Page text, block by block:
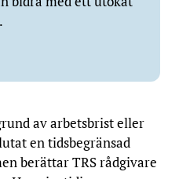
av arbetsbrist eller
en tidsbegränsad
berättar TRS rådgivare